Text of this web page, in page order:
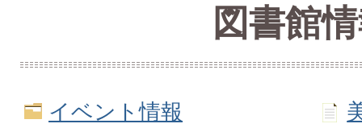
図書館
イベント情報